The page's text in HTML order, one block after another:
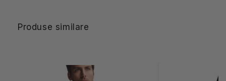
Produse similare